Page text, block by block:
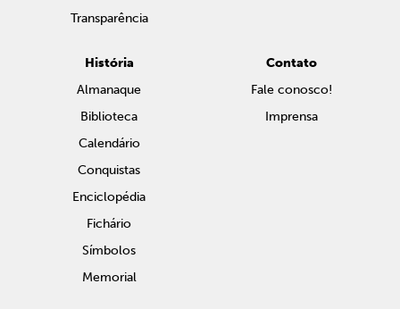
Transparência
História
Almanaque
Biblioteca
Calendário
Conquistas
Enciclopédia
Fichário
Símbolos
Memorial
Contato
Fale conosco!
Imprensa